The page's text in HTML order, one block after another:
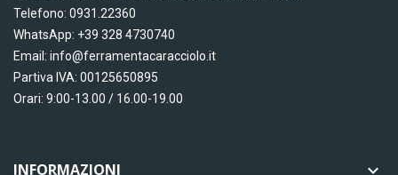
Telefono: 0931.22360
WhatsApp: +39 328 4730740
Email: info@ferramentacaracciolo.it
Partiva IVA: 00125650895
Orari: 9:00-13.00 / 16.00-19.00
INFORMAZIONI 